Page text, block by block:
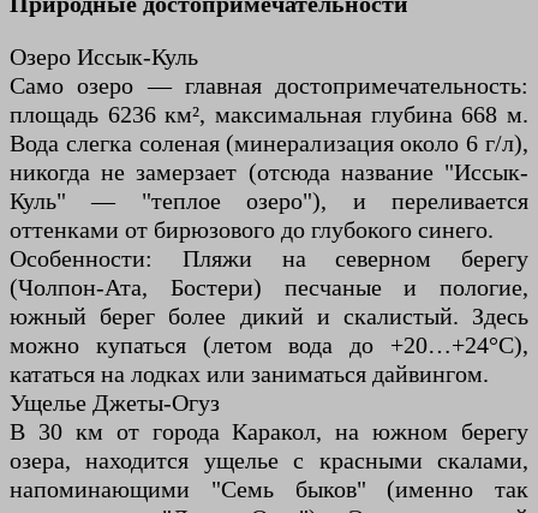
Озеро Иссык-Куль
Само озеро — главная достопримечательность:
площадь 6236 км², максимальная глубина 668 м.
Вода слегка соленая (минерализация около 6 г/л),
никогда не замерзает (отсюда название "Иссык-
Куль" — "теплое озеро"), и переливается
оттенками от бирюзового до глубокого синего.
Особенности: Пляжи на северном берегу
(Чолпон-Ата, Бостери) песчаные и пологие,
южный берег более дикий и скалистый. Здесь
можно купаться (летом вода до +20…+24°C),
кататься на лодках или заниматься дайвингом.
Ущелье Джеты-Огуз
В 30 км от города Каракол, на южном берегу
озера, находится ущелье с красными скалами,
напоминающими "Семь быков" (именно так